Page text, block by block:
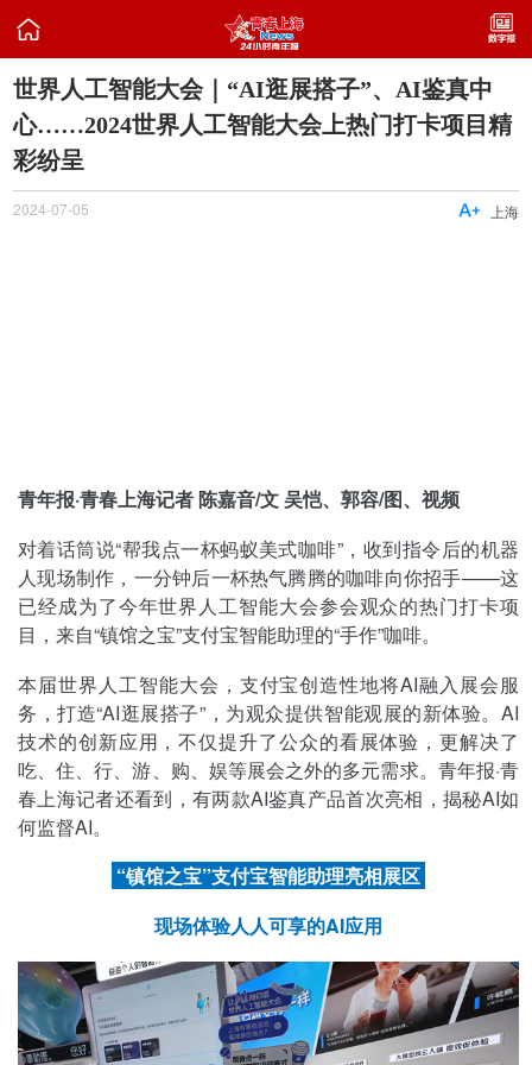

世界人工智能大会｜“AI逛展搭子”、AI鉴真中
心……2024世界人工智能大会上热门打卡项目精
彩纷呈
2024-07-05 上海

青年报·青春上海记者 陈嘉音/文 吴恺、郭容/图、视频
对着话筒说“帮我点一杯蚂蚁美式咖啡”，收到指令后的机器
人现场制作，一分钟后一杯热气腾腾的咖啡向你招手——这
已经成为了今年世界人工智能大会参会观众的热门打卡项
目，来自“镇馆之宝”支付宝智能助理的“手作”咖啡。
本届世界人工智能大会，支付宝创造性地将AI融入展会服
务，打造“AI逛展搭子”，为观众提供智能观展的新体验。AI
技术的创新应用，不仅提升了公众的看展体验，更解决了
吃、住、行、游、购、娱等展会之外的多元需求。青年报·青
春上海记者还看到，有两款AI鉴真产品首次亮相，揭秘AI如
何监督AI。
“镇馆之宝”支付宝智能助理亮相展区
现场体验人人可享的AI应用